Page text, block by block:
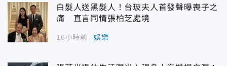
白髮人送黑髮人！台玻夫人首發聲曝喪子之
痛 直言同情張柏芝處境
16小時前 娛樂